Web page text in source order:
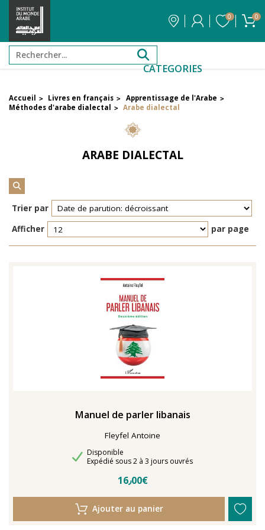
0 0
CATEGORIES
FILTRER PAR PRIX
Réinitialiser les filtres
TENTER L'ART POUR SOIGNER
Accueil > Livres en français > Apprentissage de l'Arabe >
Méthodes d'arabe dialectal > Arabe dialectal
ARABE DIALECTAL
Trier par
Afficher
par page
Manuel de parler libanais
Fleyfel Antoine
Disponibilité
Disponible
Délais de livraison
Expédié sous 2 à 3 jours ouvrés
16٫00€
Ajouter au panier